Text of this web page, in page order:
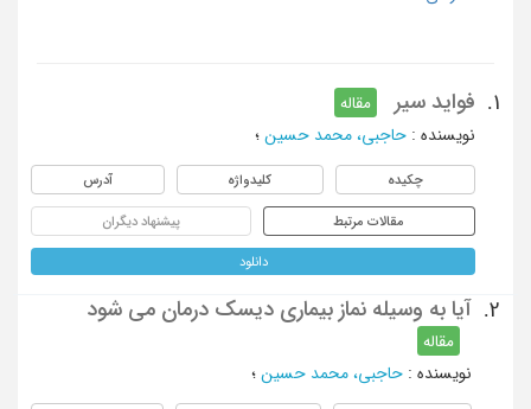
1. فواید سیر
مقاله
نویسنده : حاجبی، محمد حسین ؛
چکیده کلیدواژه آدرس
مقالات مرتبط پیشنهاد دیگران
دانلود
2. آیا به وسیله نماز بیماری دیسک درمان می شود
مقاله
نویسنده : حاجبی، محمد حسین ؛